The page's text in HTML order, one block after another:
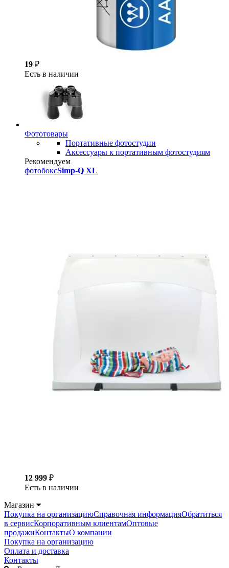
19 ₽
Есть в наличии
Фототовары
Портативные фотостудии
Аксессуары к портативным фотостудиям
Рекомендуем
фотобоксSimp-Q XL
12 999 ₽
Есть в наличии
Магазин
Покупка на организациюСправочная информацияОбратиться
в сервисКорпоративным клиентамОптовые
продажиКонтактыО компании
Покупка на организацию
Оплата и доставка
Контакты